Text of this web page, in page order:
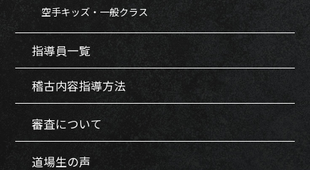
空手キッズ・一般クラス
指導員一覧
稽古内容指導方法
審査について
道場生の声